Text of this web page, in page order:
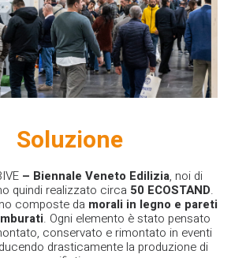
Soluzione
– Biennale Veneto Edilizia, noi di
quindi realizzato circa 50 ECOSTAND.
composte da morali in legno e pareti
. Ogni elemento è stato pensato
conservato e rimontato in eventi
drasticamente la produzione di